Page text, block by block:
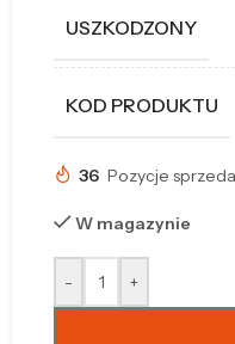
USZKODZONY
KOD PRODUKTU
36 Pozycje
W magazynie
- +